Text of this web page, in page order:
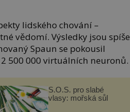
lidského chování –
vědomí. Výsledky jsou spíše
Spaun se pokousil
500 000 virtuálních neuronů.
S.O.S. pro slabé
vlasy: mořská sůl